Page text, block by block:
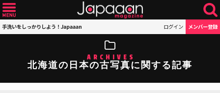
手洗いをしっかりしよう！Japaaan ログイン メンバー登録
ARCHIVES
北海道の日本の古写真に関する記事